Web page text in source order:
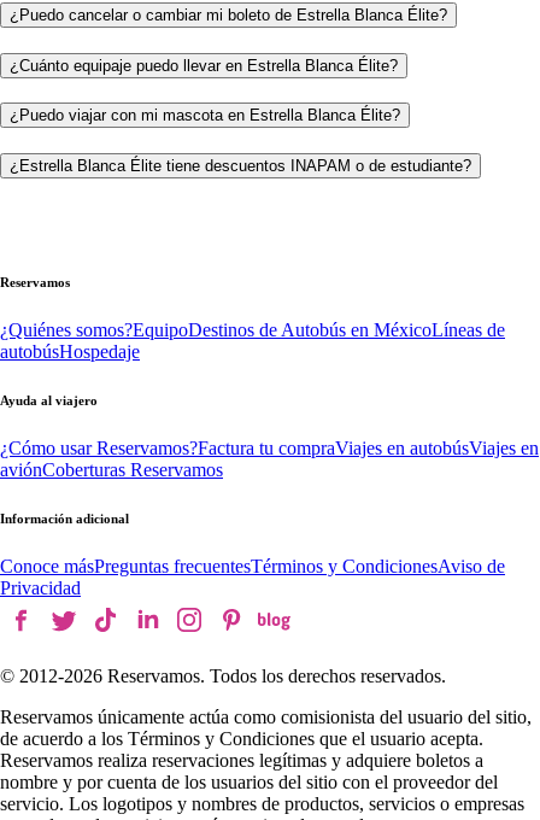
¿Puedo cancelar o cambiar mi boleto de Estrella Blanca Élite?
¿Cuánto equipaje puedo llevar en Estrella Blanca Élite?
¿Puedo viajar con mi mascota en Estrella Blanca Élite?
¿Estrella Blanca Élite tiene descuentos INAPAM o de estudiante?
Reservamos
¿Quiénes somos?EquipoDestinos de Autobús en MéxicoLíneas de
autobúsHospedaje
Ayuda al viajero
¿Cómo usar Reservamos?Factura tu compraViajes en autobúsViajes en
aviónCoberturas Reservamos
Información adicional
Conoce másPreguntas frecuentesTérminos y CondicionesAviso de
Privacidad
© 2012-2026 Reservamos. Todos los derechos reservados.
Reservamos únicamente actúa como comisionista del usuario del sitio,
de acuerdo a los Términos y Condiciones que el usuario acepta.
Reservamos realiza reservaciones legítimas y adquiere boletos a
nombre y por cuenta de los usuarios del sitio con el proveedor del
servicio. Los logotipos y nombres de productos, servicios o empresas